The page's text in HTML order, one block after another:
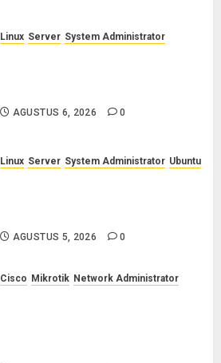
Linux Server System Administrator
AGUSTUS 6, 2026 0
Linux Server System Administrator Ubuntu
AGUSTUS 5, 2026 0
Cisco Mikrotik Network Administrator